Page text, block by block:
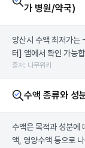
가 병원/약국)
양산시 수액 최저가는
터] 앱에서 확인 가능
출처: 나무위키
수액 종류와 성
수액은 목적과 성분에
액, 영양수액 등으로